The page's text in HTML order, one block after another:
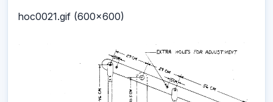
hoc0021.gif (600x600)